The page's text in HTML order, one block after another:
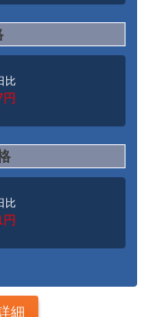
比
比
細